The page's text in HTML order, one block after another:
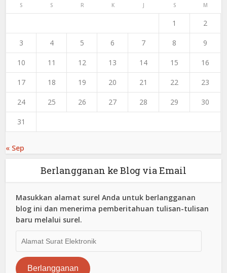
S S R K J S M
1 2
3 4 5 6 7 8 9
10 11 12 13 14 15 16
17 18 19 20 21 22 23
24 25 26 27 28 29 30
31
« Sep
Berlangganan ke Blog via Email
Masukkan alamat surel Anda untuk berlangganan
blog ini dan menerima pemberitahuan tulisan-tulisan
baru melalui surel.
Surat
Elektronik
Berlangganan